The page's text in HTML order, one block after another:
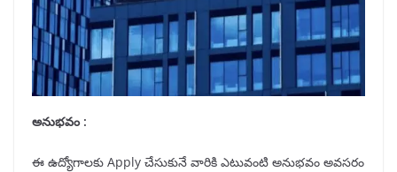
అనుభవం :
ఈ ఉద్యోగాలకు Apply చేసుకునే వారికి ఎటువంటి అనుభవం అవసరం